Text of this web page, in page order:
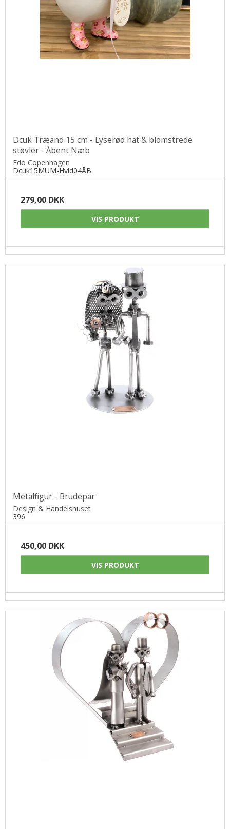
Dcuk Træand 15 cm - Lyserød hat & blomstrede
støvler - Åbent Næb
Edo Copenhagen
Dcuk15MUM-Hvid04ÅB
279,00 DKK
VIS PRODUKT
Metalfigur - Brudepar
Design & Handelshuset
396
450,00 DKK
VIS PRODUKT